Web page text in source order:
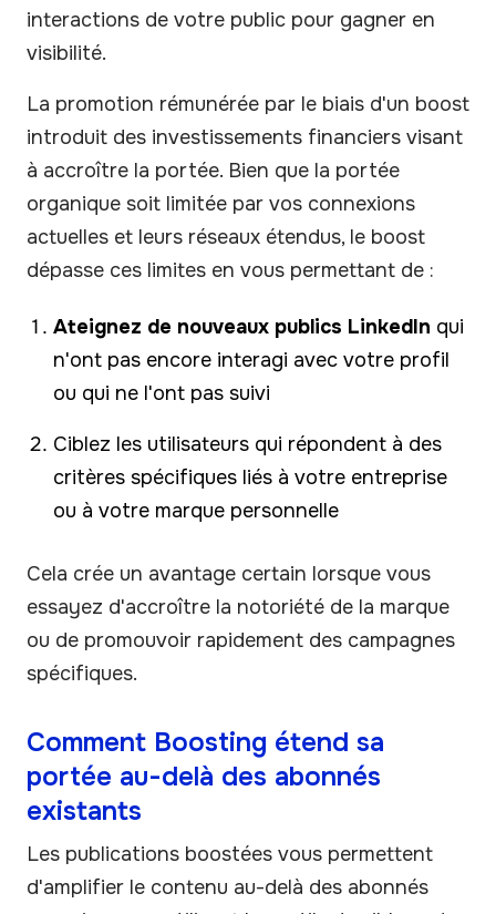
interactions de votre public pour gagner en
visibilité.
La promotion rémunérée par le biais d'un boost
introduit des investissements financiers visant
à accroître la portée. Bien que la portée
organique soit limitée par vos connexions
actuelles et leurs réseaux étendus, le boost
dépasse ces limites en vous permettant de :
Ateignez de nouveaux publics LinkedIn qui
n'ont pas encore interagi avec votre profil
ou qui ne l'ont pas suivi
Ciblez les utilisateurs qui répondent à des
critères spécifiques liés à votre entreprise
ou à votre marque personnelle
Cela crée un avantage certain lorsque vous
essayez d'accroître la notoriété de la marque
ou de promouvoir rapidement des campagnes
spécifiques.
Comment Boosting étend sa
portée au-delà des abonnés
existants
Les publications boostées vous permettent
d'amplifier le contenu au-delà des abonnés